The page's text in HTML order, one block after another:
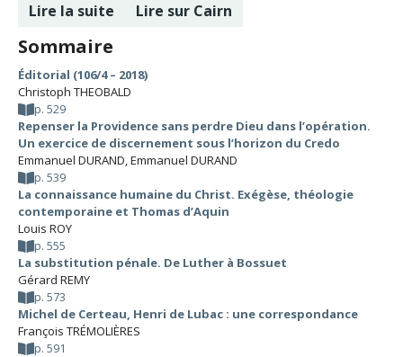
Lire la suite Lire sur Cairn
Sommaire
Éditorial (106/4 – 2018)
Christoph THEOBALD
p. 529
Repenser la Providence sans perdre Dieu dans l’opération.
Un exercice de discernement sous l’horizon du Credo
Emmanuel DURAND,Emmanuel DURAND
p. 539
La connaissance humaine du Christ. Exégèse, théologie
contemporaine et Thomas d’Aquin
Louis ROY
p. 555
La substitution pénale. De Luther à Bossuet
Gérard REMY
p. 573
Michel de Certeau, Henri de Lubac : une correspondance
François TRÉMOLIÈRES
p. 591